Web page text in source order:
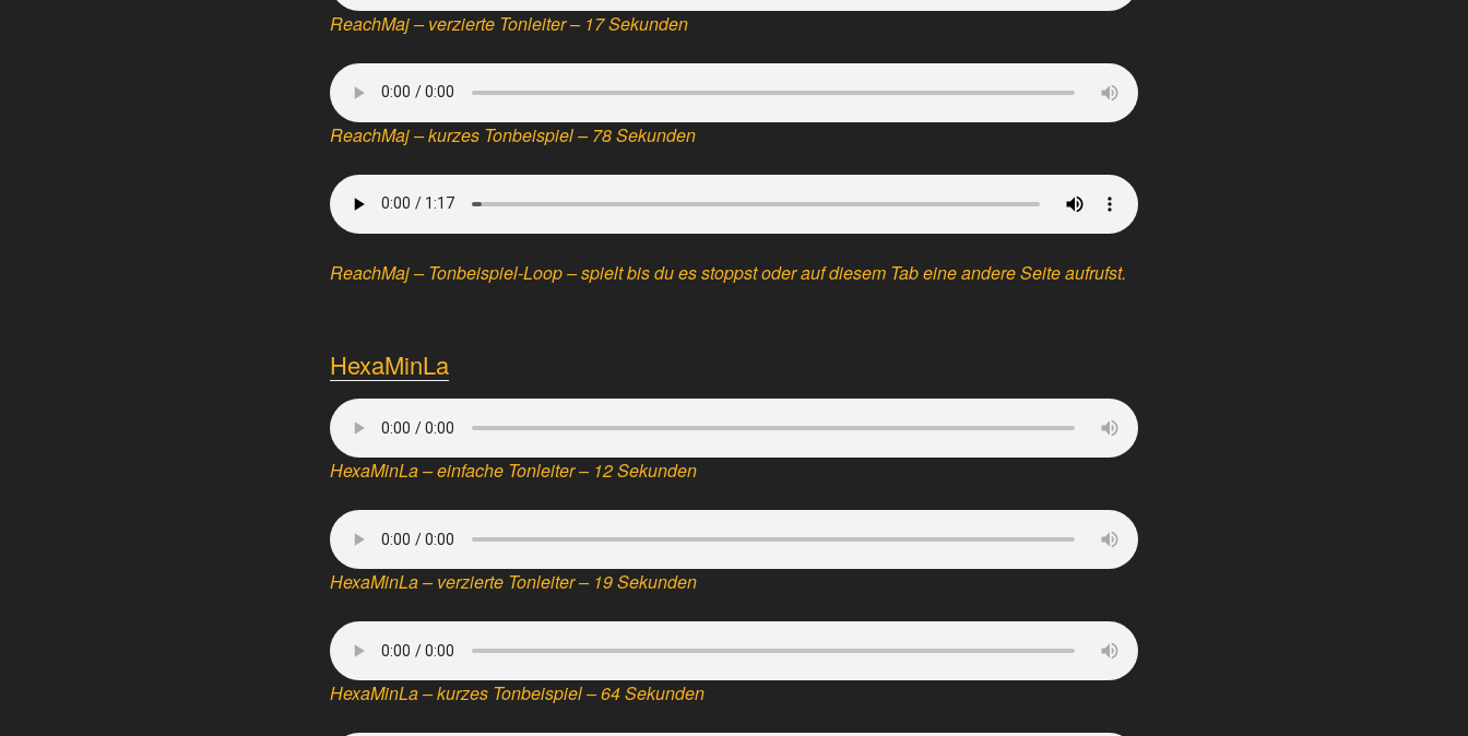
ReachMaj – verzierte Tonleiter – 17 Sekunden
ReachMaj – kurzes Tonbeispiel – 78 Sekunden
ReachMaj – Tonbeispiel-Loop – spielt bis du es stoppst oder auf diesem Tab eine andere Seite aufrufst.
HexaMinLa
HexaMinLa – einfache Tonleiter – 12 Sekunden
HexaMinLa – verzierte Tonleiter – 19 Sekunden
HexaMinLa – kurzes Tonbeispiel – 64 Sekunden